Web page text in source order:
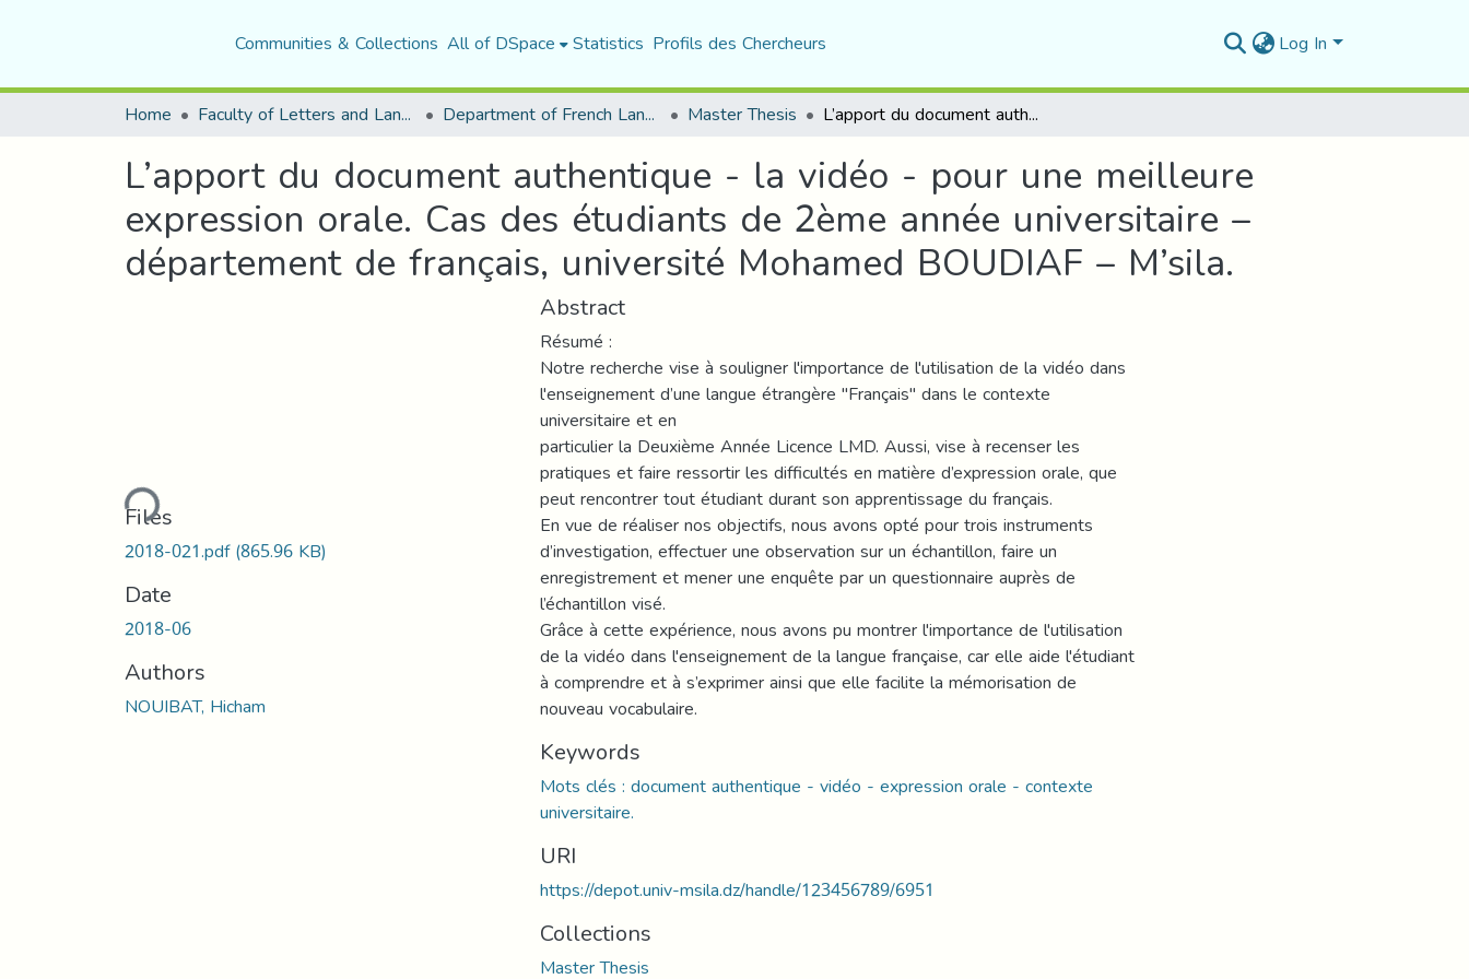
Communities & Collections All of DSpace Statistics Profils des Chercheurs Log In
Home Faculty of Letters and Languages Department of French Language and Literature Master Thesis L’apport du document authentique - la vidéo - pour une meilleure expression orale. Cas des étudiants de 2ème année universitaire – département de français, université Mohamed BOUDIAF – M’sila.
L’apport du document authentique - la vidéo - pour une meilleure
expression orale. Cas des étudiants de 2ème année universitaire –
département de français, université Mohamed BOUDIAF – M’sila.
Loading...
Files
2018-021.pdf(865.96 KB)
Date
2018-06
Authors
NOUIBAT, Hicham
Abstract
Résumé :
Notre recherche vise à souligner l'importance de l'utilisation de la vidéo dans
l'enseignement d’une langue étrangère "Français" dans le contexte
universitaire et en
particulier la Deuxième Année Licence LMD. Aussi, vise à recenser les
pratiques et faire ressortir les difficultés en matière d’expression orale, que
peut rencontrer tout étudiant durant son apprentissage du français.
En vue de réaliser nos objectifs, nous avons opté pour trois instruments
d’investigation, effectuer une observation sur un échantillon, faire un
enregistrement et mener une enquête par un questionnaire auprès de
l’échantillon visé.
Grâce à cette expérience, nous avons pu montrer l'importance de l'utilisation
de la vidéo dans l'enseignement de la langue française, car elle aide l'étudiant
à comprendre et à s’exprimer ainsi que elle facilite la mémorisation de
nouveau vocabulaire.
Keywords
Mots clés : document authentique - vidéo - expression orale - contexte
universitaire.
URI
https://depot.univ-msila.dz/handle/123456789/6951
Collections
Master Thesis